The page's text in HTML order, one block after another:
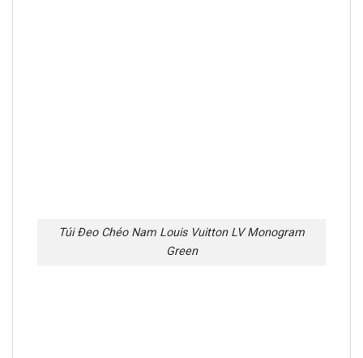
Túi Đeo Chéo Nam Louis Vuitton LV Monogram
Green